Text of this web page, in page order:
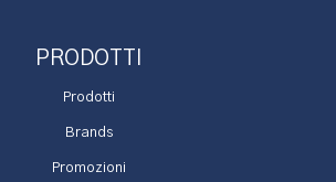
PRODOTTI
Prodotti
Brands
Promozioni